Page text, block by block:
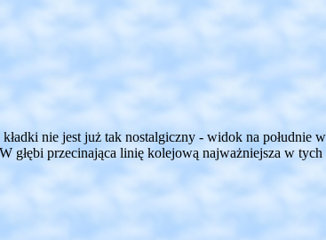
nie jest już tak nostalgiczny - widok na południe
głębi przecinająca linię kolejową najważniejsza w